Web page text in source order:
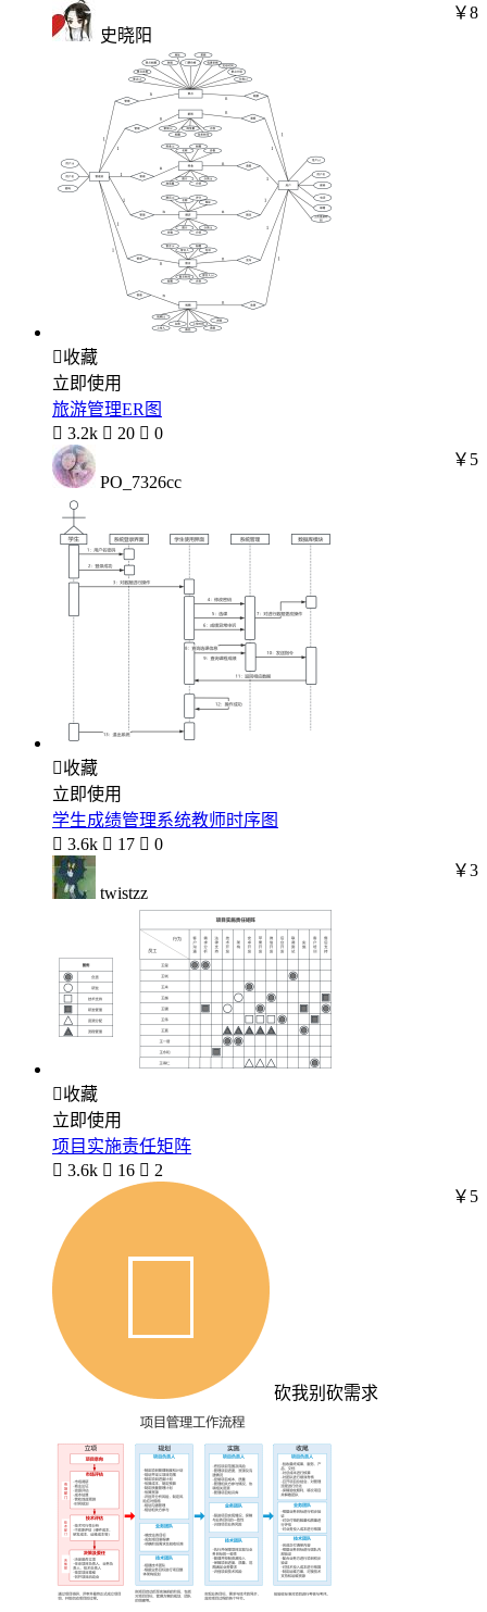
史晓阳
￥8
收藏
立即使用
旅游管理ER图
 3.2k  20  0
PO_7326cc
￥5
收藏
立即使用
学生成绩管理系统教师时序图
 3.6k  17  0
twistzz
￥3
收藏
立即使用
项目实施责任矩阵
 3.6k  16  2
砍我别砍需求
￥5